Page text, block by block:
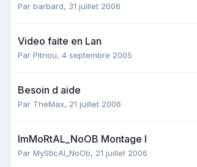
Par barbard, 31 juillet 2006
Video faite en Lan
Par Pitriou, 4 septembre 2005
Besoin d aide
Par TheMax, 21 juillet 2006
ImMoRtAL_NoOB Montage I
Par MyStIcAl_NoOb, 21 juillet 2006